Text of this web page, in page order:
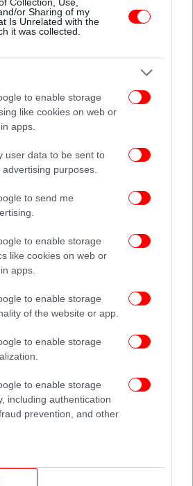
or Sharing of my
Is Unrelated with the
it was collected.
to enable storage
like cookies on web or
apps.
user data to be sent to
purposes.
to send me
to enable storage
like cookies on web or
apps.
to enable storage
of the website or app.
to enable storage
to enable storage
including authentication
prevention, and other
-11 νεκροί, αναζητούν
την Κολομβία με